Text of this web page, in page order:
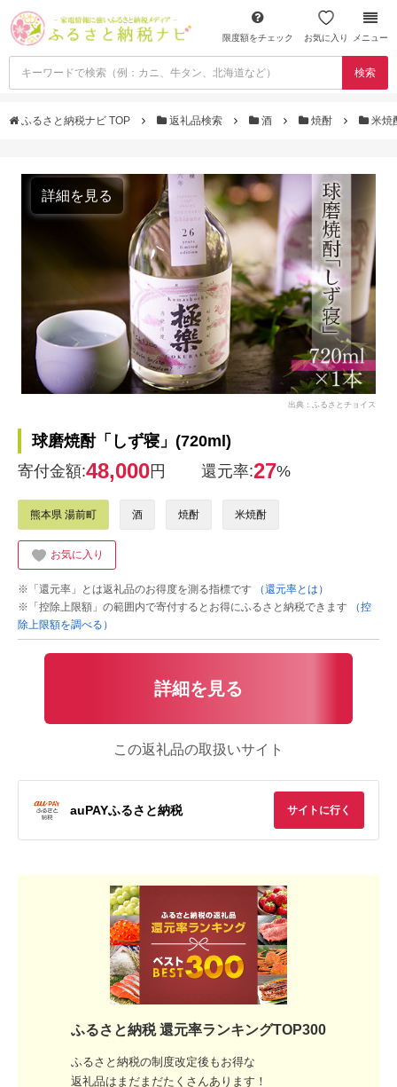
限度額をチェック お気に入り メニュー
検索
ふるさと納税ナビ TOP 返礼品検索 酒 焼酎 米焼
詳細を見る
出典：ふるさとチョイス
球磨焼酎「しず寝」(720ml)
寄付金額:48,000円 還元率:27%
熊本県 湯前町 酒 焼酎 米焼酎
お気に入り
※「還元率」とは返礼品のお得度を測る指標です
（還元率とは）
※「控除上限額」の範囲内で寄付するとお得にふるさと納税できます
（控
除上限額を調べる）
詳細を見る
この返礼品の取扱いサイト
auPAYふるさと納税 サイトに行く
ふるさと納税 還元率ランキングTOP300
ふるさと納税の制度改定後もお得な
返礼品はまだまだたくさんあります！